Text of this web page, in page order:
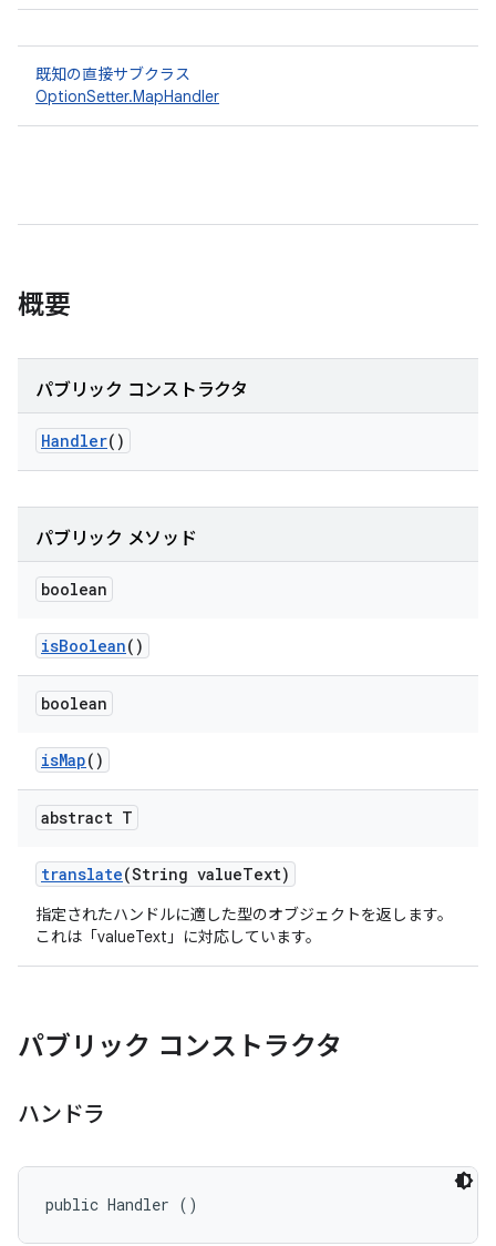
既知の直接サブクラス
OptionSetter.MapHandler
概要
パブリック コンストラクタ
Handler()
パブリック メソッド
boolean
isBoolean()
boolean
isMap()
abstract T
translate(String valueText)
指定されたハンドルに適した型のオブジェクトを返します。
これは「valueText」に対応しています。
パブリック コンストラクタ
ハンドラ
public Handler ()